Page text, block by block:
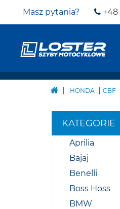
Masz pytania? +48
HONDA CBF
KATEGORIE
Aprilia
Bajaj
Benelli
Boss Hoss
BMW